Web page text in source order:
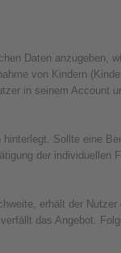
Daten anzugeben,
von Kindern
in seinem Account
Sollte eine
der individuellen
erhält der Nutzer
das Angebot.